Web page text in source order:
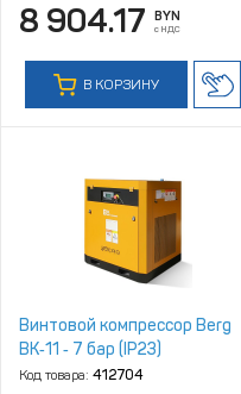
8 904.17 BYN
с НДС
В КОРЗИНУ
Винтовой компрессор Berg
ВК‑11 ‑ 7 бар (IP23)
Код товара: 412704